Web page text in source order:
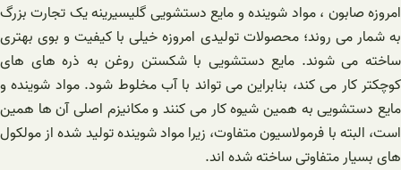
امروزه صابون ، مواد شوینده و مایع دستشویی گلیسیرینه یک تجارت بزرگ
به شمار می روند؛ محصولات تولیدی امروزه خیلی با کیفیت و بوی بهتری
ساخته می شوند. مایع دستشویی با شکستن روغن به ذره های های
کوچکتر کار می کند، بنابراین می تواند با آب مخلوط شود. مواد شوینده و
مایع دستشویی به همین شیوه کار می کنند و مکانیزم اصلی آن ها همین
است، البته با فرمولاسیون متفاوت، زیرا مواد شوینده تولید شده از مولکول
های بسیار متفاوتی ساخته شده اند.